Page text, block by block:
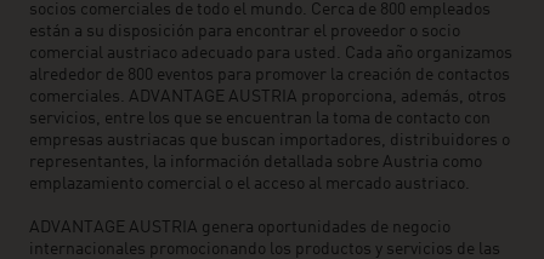
socios comerciales de todo el mundo. Cerca de 800 empleados
están a su disposición para encontrar el proveedor o socio
comercial austriaco adecuado para usted. Cada año organizamos
alrededor de 800 eventos para promover la creación de contactos
comerciales. ADVANTAGE AUSTRIA proporciona, además, otros
servicios, entre los que se encuentran la toma de contacto con
empresas austriacas que buscan importadores, distribuidores o
representantes, la información detallada sobre Austria como
emplazamiento comercial o el acceso al mercado austriaco.
ADVANTAGE AUSTRIA genera oportunidades de negocio
internacionales promocionando los productos y servicios de las